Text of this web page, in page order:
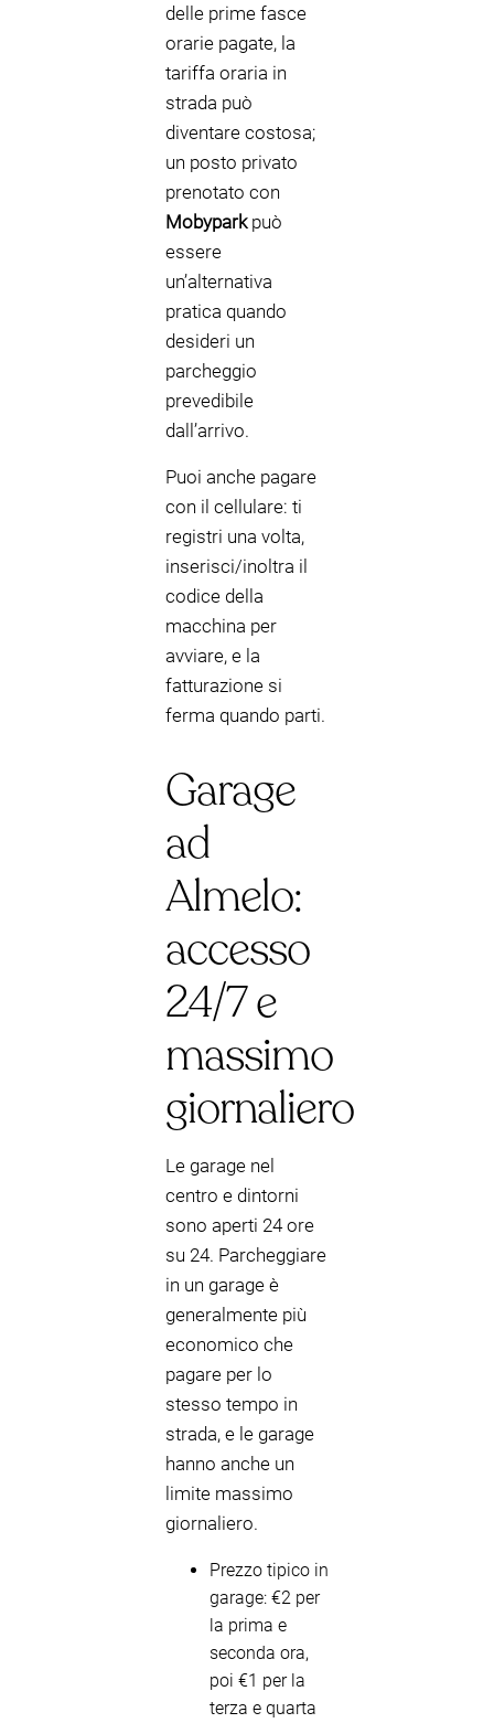
delle prime fasce
orarie pagate, la
tariffa oraria in
strada può
diventare costosa;
un posto privato
prenotato con
Mobyparkpuò
essere
un’alternativa
pratica quando
desideri un
parcheggio
prevedibile
dall’arrivo.
Puoi anche pagare
con il cellulare: ti
registri una volta,
inserisci/inoltra il
codice della
macchina per
avviare, e la
fatturazione si
ferma quando parti.
Garage
ad
Almelo:
accesso
24/7 e
massimo
giornaliero
Le garage nel
centro e dintorni
sono aperti 24 ore
su 24. Parcheggiare
in un garage è
generalmente più
economico che
pagare per lo
stesso tempo in
strada, e le garage
hanno anche un
limite massimo
giornaliero.
Prezzo tipico in
garage: €2 per
la prima e
seconda ora,
poi €1 per la
terza e quarta